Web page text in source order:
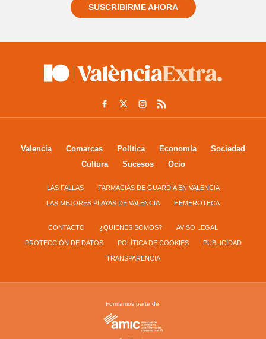
SUSCRIBIRME AHORA
Valencia Comarcas Política Economía
Sociedad
Cultura
Sucesos Ocio
LAS FALLAS FARMACIAS DE GUARDIA EN VALENCIA
LAS MEJORES PLAYAS DE VALENCIA HEMEROTECA
CONTACTO ¿QUIENES SOMOS? AVISO LEGAL
PROTECCIÓN DE DATOS POLÍTICA DE COOKIES PUBLICIDAD
TRANSPARENCIA
Formamos parte de: